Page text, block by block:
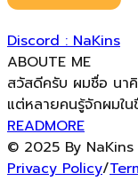
Discord : NaKins
ABOUTE ME
สวัสดีครับ ผมชื่อ นา
แต่หลายคนรู้จักผมใ
READMORE
© 2025 By
Privacy Policy/